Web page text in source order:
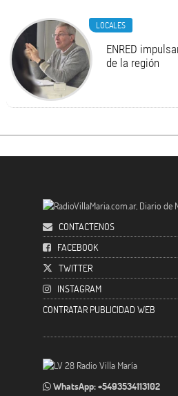
LOCALES
ENRED
de la región
CONTACTENOS
FACEBOOK
TWITTER
INSTAGRAM
CONTRATAR PUBLICIDAD WEB
WhatsApp: +5493534113102